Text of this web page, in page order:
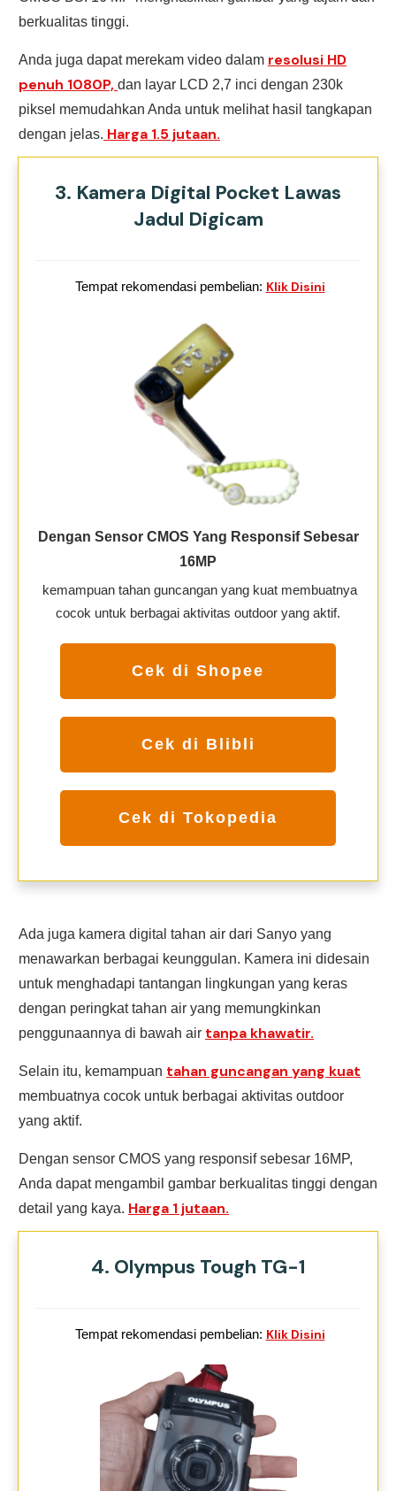
berkualitas tinggi.
Anda juga dapat merekam video dalam resolusi HD
penuh 1080P, dan layar LCD 2,7 inci dengan 230k
piksel memudahkan Anda untuk melihat hasil tangkapan
dengan jelas. Harga 1.5 jutaan.
3. Kamera Digital Pocket Lawas
Jadul Digicam
Tempat rekomendasi pembelian: Klik Disini
Dengan Sensor CMOS Yang Responsif Sebesar
16MP
kemampuan tahan guncangan yang kuat membuatnya
cocok untuk berbagai aktivitas outdoor yang aktif.
Cek di Shopee
Cek di Blibli
Cek di Tokopedia
Ada juga kamera digital tahan air dari Sanyo yang
menawarkan berbagai keunggulan. Kamera ini didesain
untuk menghadapi tantangan lingkungan yang keras
dengan peringkat tahan air yang memungkinkan
penggunaannya di bawah air tanpa khawatir.
Selain itu, kemampuan tahan guncangan yang kuat
membuatnya cocok untuk berbagai aktivitas outdoor
yang aktif.
Dengan sensor CMOS yang responsif sebesar 16MP,
Anda dapat mengambil gambar berkualitas tinggi dengan
detail yang kaya. Harga 1 jutaan.
4. Olympus Tough TG-1
Tempat rekomendasi pembelian: Klik Disini